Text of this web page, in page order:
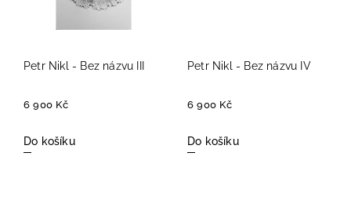
Petr Nikl - Bez názvu III
6 900 Kč
Do košíku
Petr Nikl - Bez názvu IV
6 900 Kč
Do košíku